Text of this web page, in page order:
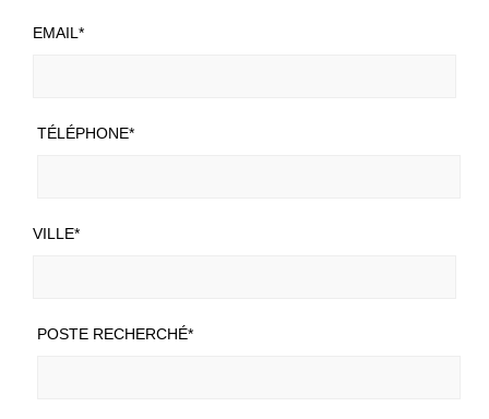
EMAIL*
TÉLÉPHONE*
VILLE*
POSTE RECHERCHÉ*